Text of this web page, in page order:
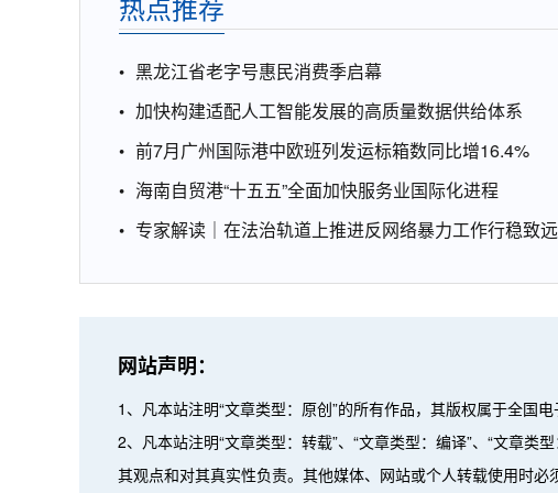
黑龙江省老字号惠民消费季启幕
加快构建适配人工智能发展的高质量数据供给体系
前7月广州国际港中欧班列发运标箱数同比增16.4%
海南自贸港“十五五”全面加快服务业国际化进程
专家解读｜在法治轨道上推进反网络暴力工作行稳致远
网站声明：
1、凡本站注明“文章类型：原创”的所有作品，其版权属于全国
2、凡本站注明“文章类型：转载”、“文章类型：编译”、“文章
其观点和对其真实性负责。其他媒体、网站或个人转载使用时必